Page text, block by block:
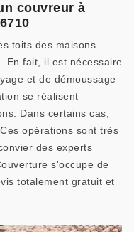
couvreur à
toits des maisons
En fait, il est nécessaire
et de démoussage
se réalisent
Dans certains cas,
opérations sont très
des experts
s'occupe de
totalement gratuit et